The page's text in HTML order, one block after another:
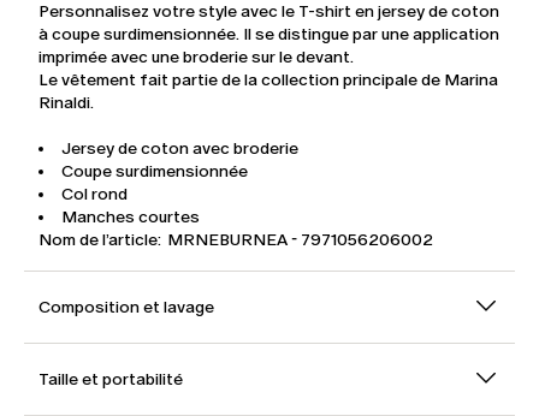
Personnalisez votre style avec le T-shirt en jersey de coton
à coupe surdimensionnée. Il se distingue par une application
imprimée avec une broderie sur le devant.
Le vêtement fait partie de la collection principale de Marina
Rinaldi.
Jersey de coton avec broderie
Coupe surdimensionnée
Col rond
Manches courtes
Nom de l’article: MRNEBURNEA - 7971056206002
Composition et lavage
Taille et portabilité